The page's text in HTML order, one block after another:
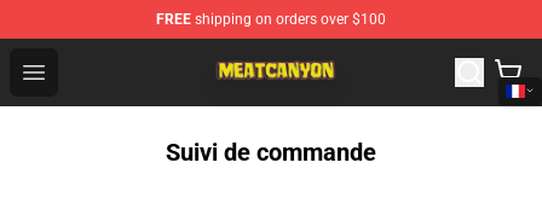
FREE shipping on orders over $100
Open menu
MeatCanyon Shop - Official MeatCanyon Merchandise
Suivi de commande